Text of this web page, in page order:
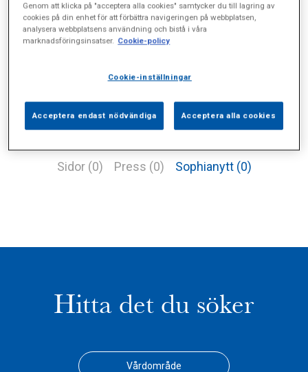
Sidor (0) Press (0) Sophianytt (0)
Hitta det du söker
Vårdområde
Genom att klicka på "acceptera alla cookies" samtycker du till lagring av
cookies på din enhet för att förbättra navigeringen på webbplatsen,
analysera webbplatsens användning och bistå i våra
marknadsföringsinsatser. Cookie-policy
Cookie-inställningar
Acceptera endast nödvändiga Acceptera alla cookies